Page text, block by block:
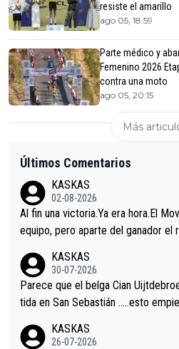
resiste el amarillo
ago 05, 18:59
Parte médico y
Femenino 2026
contra una moto
ago 05, 20:15
Más
Últimos Comentarios
KASKAS
02-08-2026
Al fin una victoria.Ya era hora.El
equipo, pero aparte del ganador el
s.La única buena noticia es la
astian.Si en la Vuelta a Burgos
er alguna sorpresa en la
KASKAS
30-07-2026
Parece que el belga Cian
tida en San Sebastián …..esto
KASKAS
26-07-2026